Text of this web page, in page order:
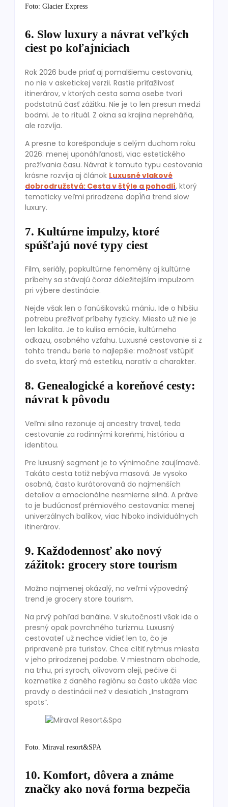
Foto: Glacier Express
6. Slow luxury a návrat veľkých
ciest po koľajniciach
Rok 2026 bude priať aj pomalšiemu cestovaniu,
no nie v asketickej verzii. Rastie príťažlivosť
itinerárov, v ktorých cesta sama osebe tvorí
podstatnú časť zážitku. Nie je to len presun medzi
bodmi. Je to rituál. Z okna sa krajina nepreháňa,
ale rozvíja.
A presne to korešponduje s celým duchom roku
2026: menej uponáhľanosti, viac estetického
prežívania času. Návrat k tomuto typu cestovania
krásne rozvíja aj článok Luxusné vlakové
dobrodružstvá: Cesta v štýle a pohodlí, ktorý
tematicky veľmi prirodzene dopĺňa trend slow
luxury.
7. Kultúrne impulzy, ktoré
spúšťajú nové typy ciest
Film, seriály, popkultúrne fenomény aj kultúrne
príbehy sa stávajú čoraz dôležitejším impulzom
pri výbere destinácie.
Nejde však len o fanúšikovskú mániu. Ide o hlbšiu
potrebu prežívať príbehy fyzicky. Miesto už nie je
len lokalita. Je to kulisa emócie, kultúrneho
odkazu, osobného vzťahu. Luxusné cestovanie si z
tohto trendu berie to najlepšie: možnosť vstúpiť
do sveta, ktorý má estetiku, naratív a charakter.
8. Genealogické a koreňové cesty:
návrat k pôvodu
Veľmi silno rezonuje aj ancestry travel, teda
cestovanie za rodinnými koreňmi, históriou a
identitou.
Pre luxusný segment je to výnimočne zaujímavé.
Takáto cesta totiž nebýva masová. Je vysoko
osobná, často kurátorovaná do najmenších
detailov a emocionálne nesmierne silná. A práve
to je budúcnosť prémiového cestovania: menej
univerzálnych balíkov, viac hlboko individuálnych
itinerárov.
9. Každodennosť ako nový
zážitok: grocery store tourism
Možno najmenej okázalý, no veľmi výpovedný
trend je grocery store tourism.
Na prvý pohľad banálne. V skutočnosti však ide o
presný opak povrchného turizmu. Luxusný
cestovateľ už nechce vidieť len to, čo je
pripravené pre turistov. Chce cítiť rytmus miesta
v jeho prirodzenej podobe. V miestnom obchode,
na trhu, pri syroch, olivovom oleji, pečive či
kozmetike z daného regiónu sa často ukáže viac
pravdy o destinácii než v desiatich „Instagram
spots“.
Foto. Miraval resort&SPA
10. Komfort, dôvera a známe
značky ako nová forma bezpečia